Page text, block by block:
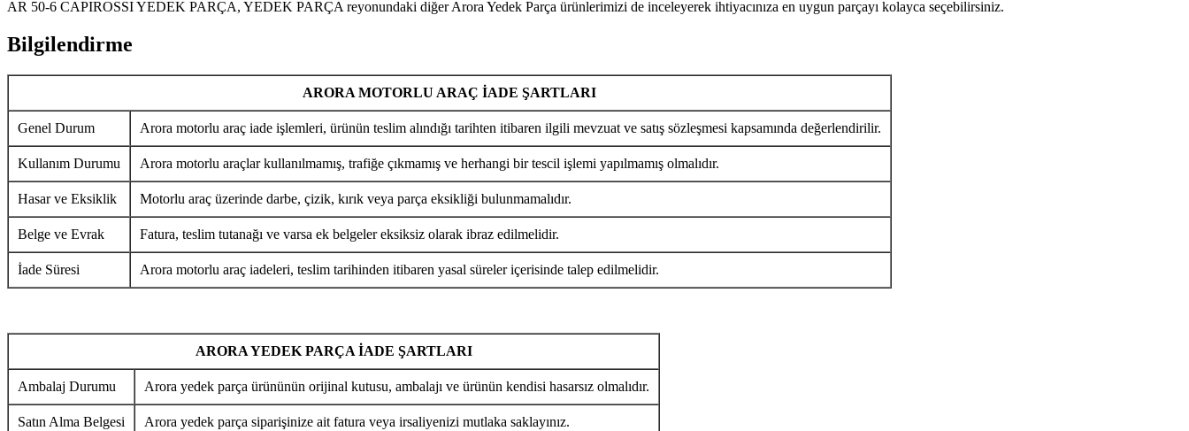
AR 50-6 CAPIROSSI YEDEK PARÇA, YEDEK PARÇA reyonundaki diğer Arora Yedek Parça ürünlerimizi de inceleyerek ihtiyacınıza en uygun parçayı kolayca seçebilirsiniz.
Bilgilendirme
ARORA MOTORLU ARAÇ İADE ŞARTLARI
Genel Durum Arora motorlu araç iade işlemleri, ürünün teslim alındığı tarihten itibaren ilgili mevzuat ve satış sözleşmesi kapsamında değerlendirilir.
Kullanım Durumu Arora motorlu araçlar kullanılmamış, trafiğe çıkmamış ve herhangi bir tescil işlemi yapılmamış olmalıdır.
Hasar ve Eksiklik Motorlu araç üzerinde darbe, çizik, kırık veya parça eksikliği bulunmamalıdır.
Belge ve Evrak Fatura, teslim tutanağı ve varsa ek belgeler eksiksiz olarak ibraz edilmelidir.
İade Süresi Arora motorlu araç iadeleri, teslim tarihinden itibaren yasal süreler içerisinde talep edilmelidir.
ARORA YEDEK PARÇA İADE ŞARTLARI
Ambalaj Durumu Arora yedek parça ürününün orijinal kutusu, ambalajı ve ürünün kendisi hasarsız olmalıdır.
Satın Alma Belgesi Arora yedek parça siparişinize ait fatura veya irsaliyenizi mutlaka saklayınız.